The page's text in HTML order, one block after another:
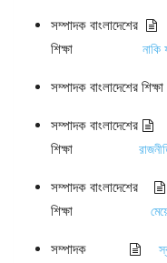
সম্পাদক বাংলাদেশের
শিক্ষা
সম্পাদক বাংলাদেশের শিক্ষা
সম্পাদক বাংলাদেশের
শিক্ষা
সম্পাদক বাংলাদেশের
শিক্ষা
সম্পাদক